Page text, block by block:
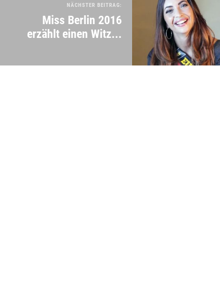
NÄCHSTER BEITRAG:
Miss Berlin 2016
erzählt einen Witz...